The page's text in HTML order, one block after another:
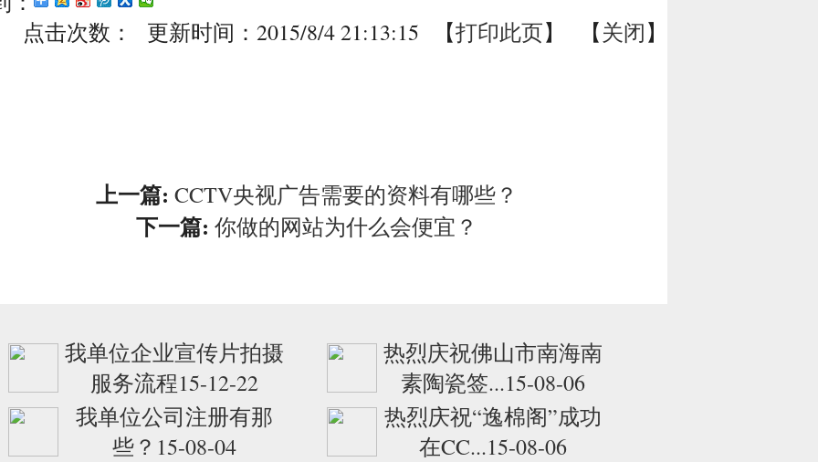
点击次数：
更新时间：2015/8/4 21:13:15 【打印此页】 【关闭】
上一篇: CCTV央视广告需要的资料有哪些？
下一篇: 你做的网站为什么会便宜？
我单位企业宣传片拍摄
服务流程15-12-22
我单位公司注册有那
些？15-08-04
热烈庆祝佛山市南海南
素陶瓷签...15-08-06
热烈庆祝“逸棉阁”成功
在CC...15-08-06